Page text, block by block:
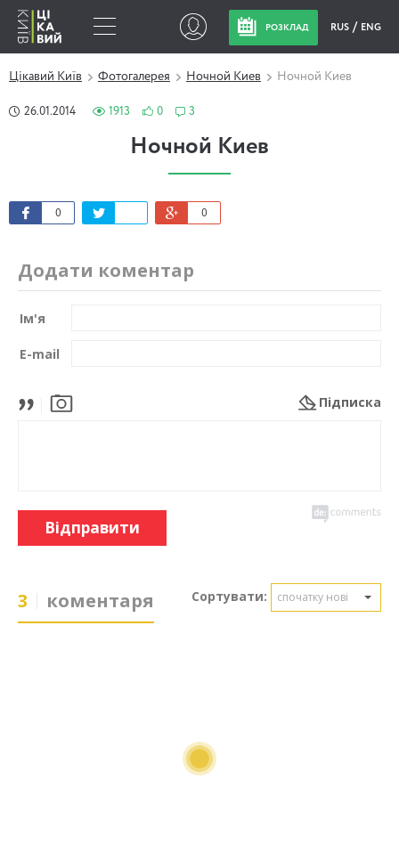
РОЗКЛАД RUS ENG
Цікавий Київ Фотогалерея Ночной Киев Ночной Киев
26.01.2014 1913 0 3
Ночной Киев
0 0
Додати коментар
Ім'я
E-mail
Підписка
Відправити
3 коментаря Сортувати: спочатку нові